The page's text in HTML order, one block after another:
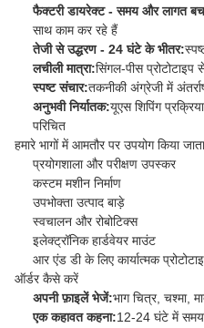
फैक्टरी डायरेक्ट - समय और लागत
साथ काम कर रहे हैं
तेजी से उद्धरण - 24 घंटे के भीतर:
लचीली मात्रा:सिंगल-पीस
स्पष्ट संचार:तकनीकी अंग्रेजी में
अनुभवी निर्यातक:यूएस शिपिंग
परिचित
हमारे भागों में आमतौर पर उपयोग किया
प्रयोगशाला और परीक्षण उपस्कर
कस्टम मशीन निर्माण
उपभोक्ता उत्पाद बाड़े
स्वचालन और रोबोटिक्स
इलेक्ट्रॉनिक हार्डवेयर माउंट
आर एंड डी के लिए कार्यात्मक
ऑर्डर कैसे करें
अपनी फ़ाइलें भेजें:भाग चित्र, चश्मा,
एक कहावत कहना:12-24 घंटे में